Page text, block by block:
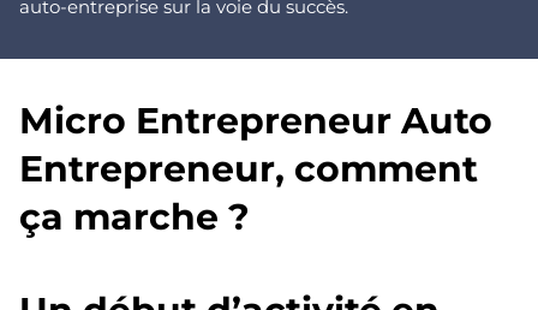
auto-entreprise sur la voie du succès.
Micro Entrepreneur Auto
Entrepreneur, comment
ça marche ?